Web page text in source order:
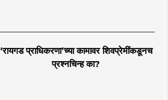
‘रायगड प्राधिकरणा’च्या कामावर शिवप्रेमींकडूनच
प्रश्नचिन्ह का?